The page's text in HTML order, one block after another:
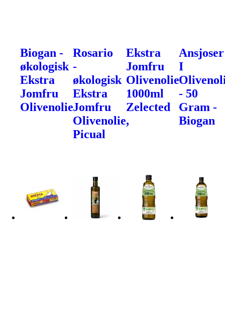
Biogan -
økologisk
Ekstra
Jomfru
Olivenolie
Rosario
-
økologisk
Ekstra
Jomfru
Olivenolie,
Picual
Ekstra
Jomfru
Olivenolie
1000ml
Zelected
Ansjoser
I
- 50
Gram -
Biogan